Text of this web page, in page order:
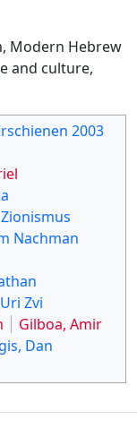
Modern Hebrew
and culture,
2003
Zionismus
Nachman
Zvi
Gilboa, Amir
Dan